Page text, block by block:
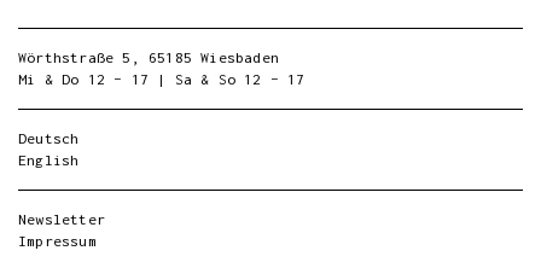
Wörthstraße 5, 65185 Wiesbaden
Mi & Do 12 – 17 | Sa & So 12 – 17
Deutsch
English
Newsletter
Impressum